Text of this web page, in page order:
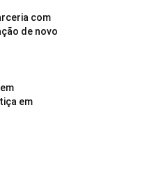
com
de novo
em